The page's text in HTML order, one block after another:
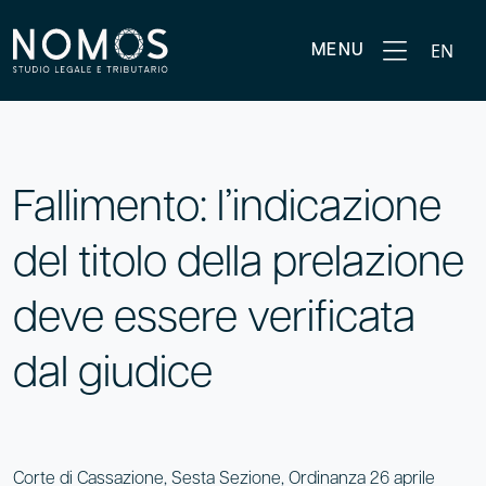
MENU EN
Fallimento: l’indicazione
del titolo della prelazione
deve essere verificata
dal giudice
Corte di Cassazione, Sesta Sezione, Ordinanza 26 aprile